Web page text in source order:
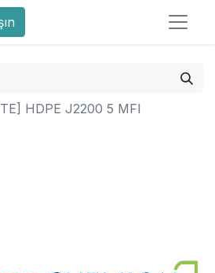
HDPE J2200 5 MFI